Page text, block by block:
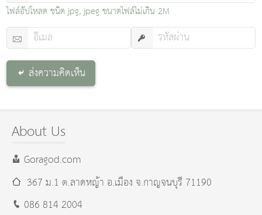
ไฟล์อัปโหลด ชนิด jpg, jpeg ขนาดไฟล์ไม่เกิน 2M
ส่งความคิดเห็น
About Us
Goragod.com
367 ม.1 ต.ลาดหญ้า อ.เมืองจ.กาญจนบุรี 71190
086 814 2004